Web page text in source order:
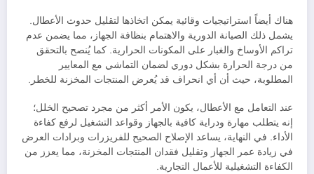
هناك أيضاً استراتيجيات وقائية يمكن اتخاذها لتقليل حدوث الأعطال.
يشمل ذلك الصيانة الدورية والاهتمام بنظافة الجهاز، مما يضمن عدم
تراكم الأوساخ والغبار على المكونات الحرارية. كما يُنصح بالتحقق
من درجة الحرارة بشكل دوري لضمان التماشي مع المعايير
المطلوبة، حيث أن أي انحراف قد يُعرض المنتجات المخزنة للخطر.
عند التعامل مع الأعطال، يكون الأمر أكثر من مجرد تصحيح الخلل؛
إنه يتطلب مهارة ودراية كافية بالجهاز وقواعد التشغيل لرفع كفاءة
الأداء. في النهاية، يساعد الإصلاح الصحيح للفريزرات وبرادات العرض
في زيادة عمر الجهاز وتقليل فقدان المنتجات المخزنة، مما يعزز من
الكفاءة التشغيلية للأعمال التجارية.